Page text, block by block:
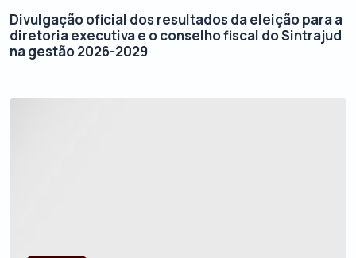
Divulgação oficial dos resultados da eleição para a
diretoria executiva e o conselho fiscal do Sintrajud
na gestão 2026-2029